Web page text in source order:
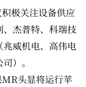
极关注设备供应
杰普特、科瑞技
威机电、高伟电
）。
头显将运行苹